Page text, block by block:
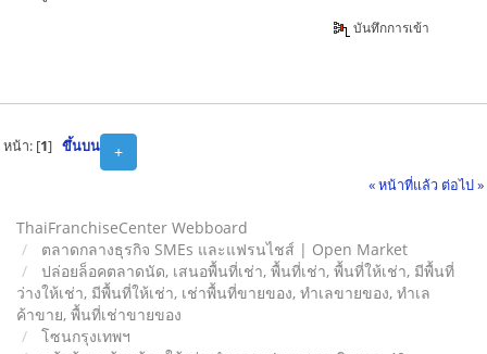
บันทึกการเข้า
+
หน้า: [1] ขึ้นบน
« หน้าที่แล้ว ต่อไป »
ThaiFranchiseCenter Webboard
ตลาดกลางธุรกิจ SMEs และแฟรนไชส์ | Open Market
ปล่อยล็อคตลาดนัด, เสนอพื้นที่เช่า, พื้นที่เช่า, พื้นที่ให้เช่า, มีพื้นที่
ว่างให้เช่า, มีพื้นที่ให้เช่า, เช่าพื้นที่ขายของ, ทําเลขายของ, ทำเล
ค้าขาย, พื้นที่เช่าขายของ
โซนกรุงเทพฯ